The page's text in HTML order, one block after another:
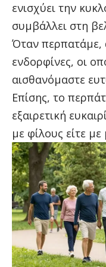
ενισχύει την
συμβάλλει στη
Όταν περπατάμε,
ενδορφίνες, οι
αισθανόμαστε
Επίσης, το
εξαιρετική
με φίλους είτε με